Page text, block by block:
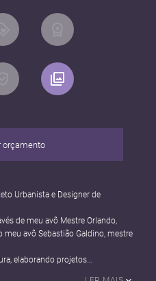
orçamento
Urbanista e Designer de
de meu avô Mestre Orlando,
meu avô Sebastião Galdino, mestre
elaborando projetos